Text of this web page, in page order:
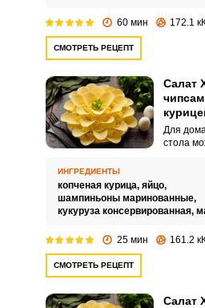
60 мин 172.1
СМОТРЕТЬ РЕЦЕПТ
Салат
Для
стола
курицей
внешним
ИНГРЕДИЕНТЫ
копченая курица, яйцо,
шампиньоны маринованные,
кукуруза консервированная,
25 мин 161.2
СМОТРЕТЬ РЕЦЕПТ
Салат